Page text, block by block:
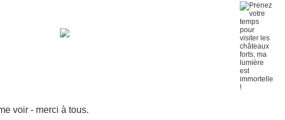
voir - merci à tous.